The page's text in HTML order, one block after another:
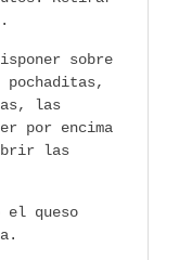
sobre
las
por encima
las
el queso